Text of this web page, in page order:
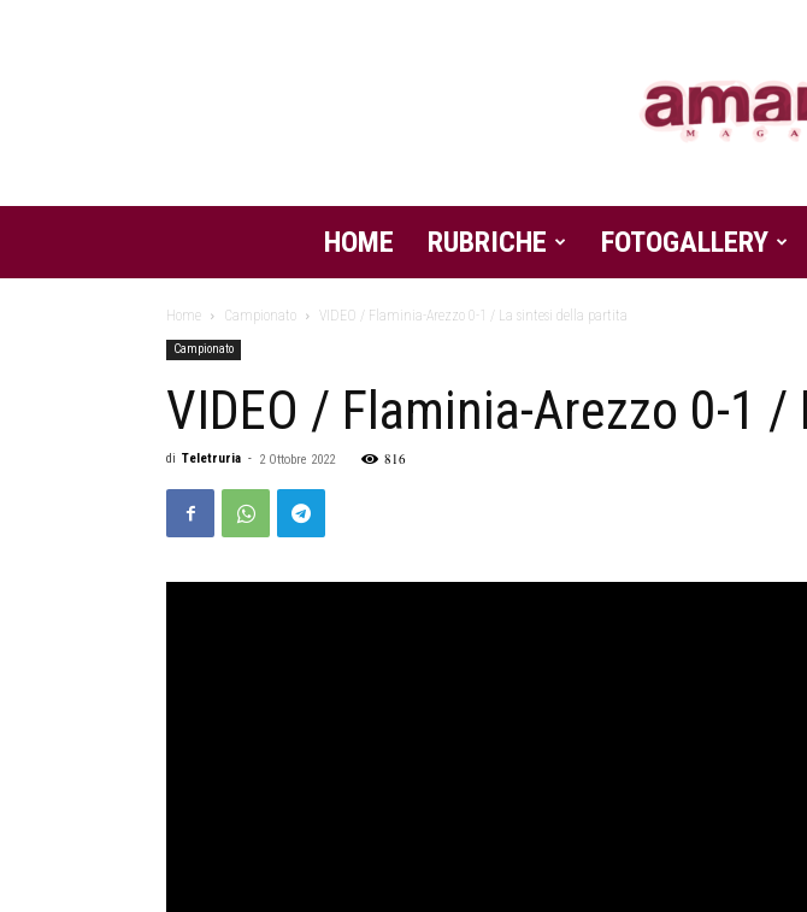
HOME RUBRICHE FOTOGALLERY
Home Campionato VIDEO / Flaminia-Arezzo 0-1 / La sintesi della partita
Campionato
VIDEO / Flaminia-Arezzo 0-1
di Teletruria - 2 Ottobre 2022 816